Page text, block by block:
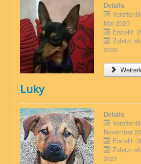
Details
Mai 2020
Erstellt:
Zuletzt
2020
Luky
Details
November
Erstellt:
Zuletzt
2021